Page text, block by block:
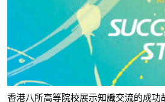
香港八所高等院校展示知識交流的成功